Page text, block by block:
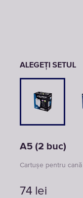
ALEGEȚI SETUL
A5 (2 buc)
Cartușe pentru cană
74 lei